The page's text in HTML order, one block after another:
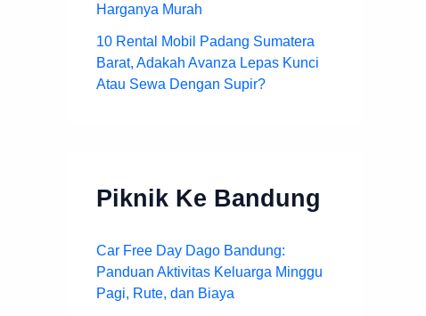
Harganya Murah
10 Rental Mobil Padang Sumatera
Barat, Adakah Avanza Lepas Kunci
Atau Sewa Dengan Supir?
Piknik Ke Bandung
Car Free Day Dago Bandung:
Panduan Aktivitas Keluarga Minggu
Pagi, Rute, dan Biaya